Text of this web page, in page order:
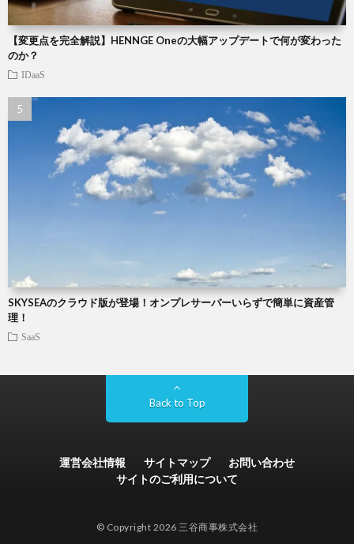
【変更点を完全解説】HENNGE Oneの大幅アップデートで何が変わった
のか？
IDaaS
SKYSEAのクラウド版が登場！オンプレサーバーいらずで簡単に資産管
理！
SaaS
Back to Top
運営会社情報 サイトマップ
お問い合わせ
サイトのご利用について
© Copyright 2026 三谷商事株式会社